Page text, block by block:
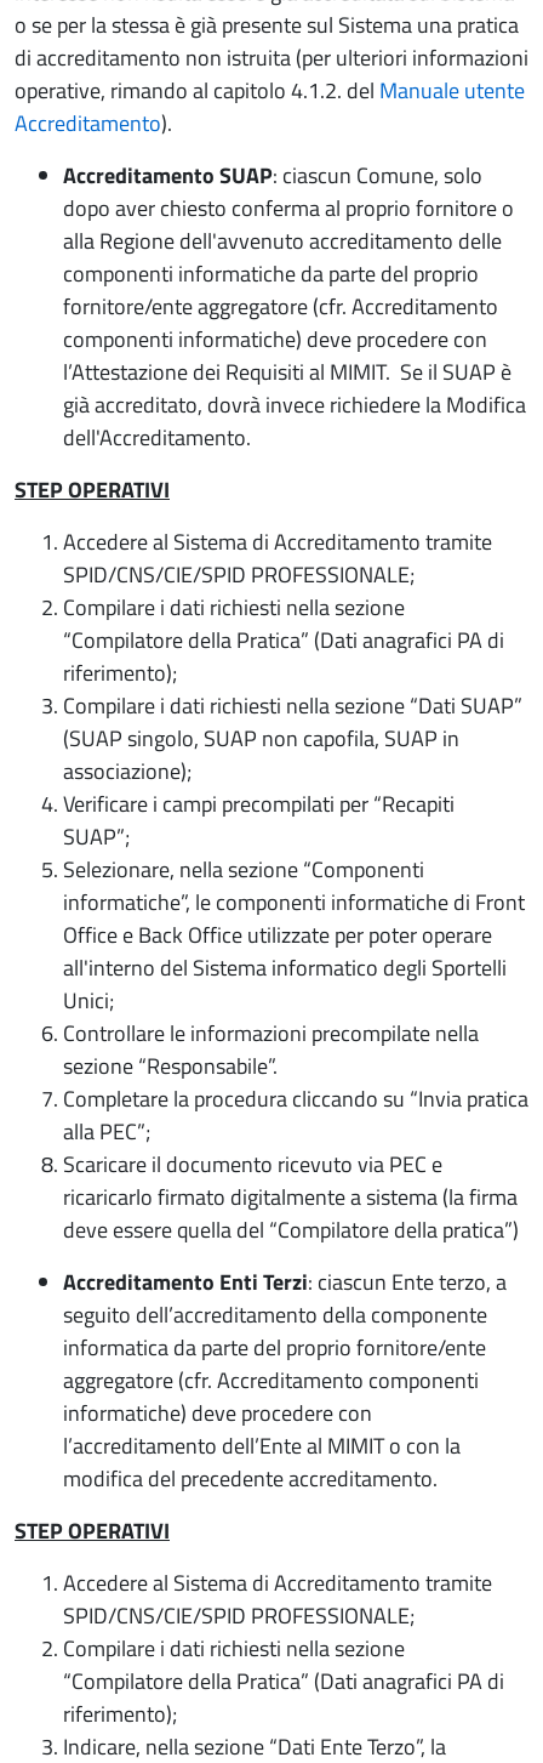
o se per la stessa è già presente sul Sistema una pratica
di accreditamento non istruita (per ulteriori informazioni
operative, rimando al capitolo 4.1.2. del Manuale utente
Accreditamento).
Accreditamento SUAP: ciascun Comune, solo
dopo aver chiesto conferma al proprio fornitore o
alla Regione dell'avvenuto accreditamento delle
componenti informatiche da parte del proprio
fornitore/ente aggregatore (cfr. Accreditamento
componenti informatiche) deve procedere con
l’Attestazione dei Requisiti al MIMIT. Se il SUAP è
già accreditato, dovrà invece richiedere la Modifica
dell'Accreditamento.
STEP OPERATIVI
Accedere al Sistema di Accreditamento tramite
SPID/CNS/CIE/SPID PROFESSIONALE;
Compilare i dati richiesti nella sezione
“Compilatore della Pratica” (Dati anagrafici PA di
riferimento);
Compilare i dati richiesti nella sezione “Dati SUAP”
(SUAP singolo, SUAP non capofila, SUAP in
associazione);
Verificare i campi precompilati per “Recapiti
SUAP”;
Selezionare, nella sezione “Componenti
informatiche”, le componenti informatiche di Front
Office e Back Office utilizzate per poter operare
all'interno del Sistema informatico degli Sportelli
Unici;
Controllare le informazioni precompilate nella
sezione “Responsabile”.
Completare la procedura cliccando su “Invia pratica
alla PEC”;
Scaricare il documento ricevuto via PEC e
ricaricarlo firmato digitalmente a sistema (la firma
deve essere quella del “Compilatore della pratica”)
Accreditamento Enti Terzi: ciascun Ente terzo, a
seguito dell’accreditamento della componente
informatica da parte del proprio fornitore/ente
aggregatore (cfr. Accreditamento componenti
informatiche) deve procedere con
l’accreditamento dell’Ente al MIMIT o con la
modifica del precedente accreditamento.
STEP OPERATIVI
Accedere al Sistema di Accreditamento tramite
SPID/CNS/CIE/SPID PROFESSIONALE;
Compilare i dati richiesti nella sezione
“Compilatore della Pratica” (Dati anagrafici PA di
riferimento);
Indicare, nella sezione “Dati Ente Terzo”, la